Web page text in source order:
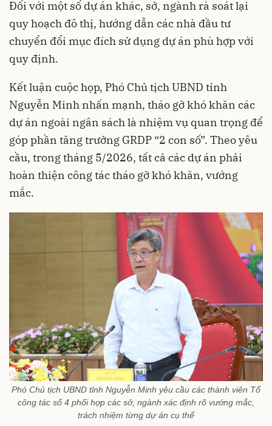
Đối với một số dự án khác, sở, ngành rà soát lại
quy hoạch đô thị, hướng dẫn các nhà đầu tư
chuyển đổi mục đích sử dụng dự án phù hợp với
quy định.
Kết luận cuộc họp, Phó Chủ tịch UBND tỉnh
Nguyễn Minh nhấn mạnh, tháo gỡ khó khăn các
dự án ngoài ngân sách là nhiệm vụ quan trọng để
góp phần tăng trưởng GRDP “2 con số”. Theo yêu
cầu, trong tháng 5/2026, tất cả các dự án phải
hoàn thiện công tác tháo gỡ khó khăn, vướng
mắc.
Phó Chủ tịch UBND tỉnh Nguyễn Minh yêu cầu các thành viên Tổ
công tác số 4 phối hợp các sở, ngành xác định rõ vướng mắc,
trách nhiệm từng dự án cụ thể